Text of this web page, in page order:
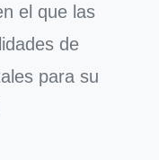
el que las
de
para su